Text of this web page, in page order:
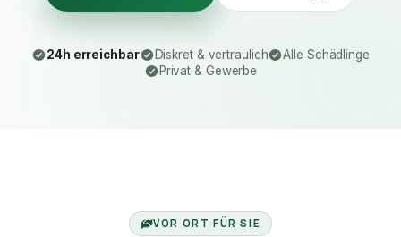
24h erreichbar Diskret & vertraulich
Alle Schädlinge
Privat & Gewerbe
VOR ORT FÜR SIE